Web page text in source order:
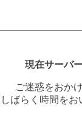
現在サーバ
ご迷惑をおか
しばらく時間を